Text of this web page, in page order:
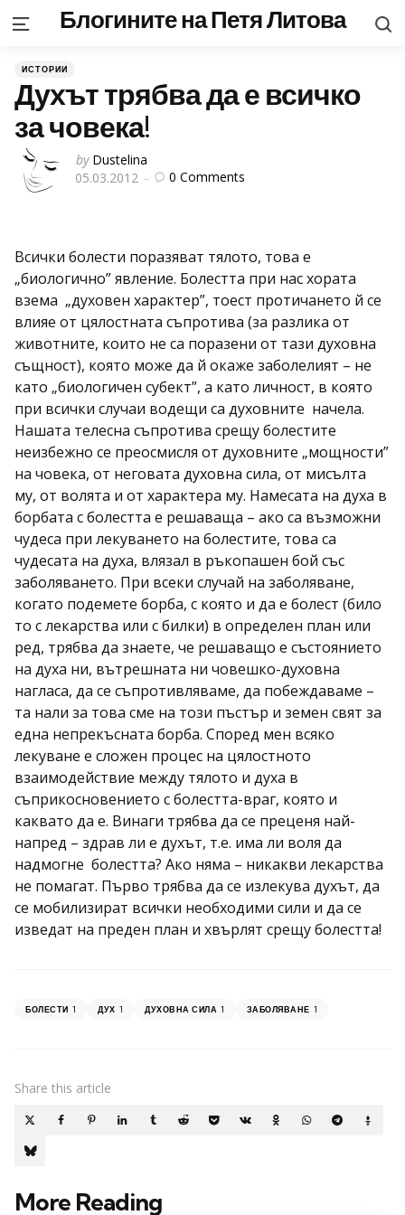
MenuБлогините на Петя Литова
Categories
Posted
ИСТОРИИ
Духът трябва да е всичко
за човека!
Posted
by
by Dustelina
05.03.2012
0 Comments
Всички болести поразяват тялото, това е
„биологично” явление. Болестта при нас хората
взема „духовен характер”, тоест протичането й се
влияе от цялостната съпротива (за разлика от
животните, които не са поразени от тази духовна
същност), която може да й окаже заболелият – не
като „биологичен субект”, а като личност, в която
при всички случаи водещи са духовните начела.
Нашата телесна съпротива срещу болестите
неизбежно се преосмисля от духовните „мощности”
на човека, от неговата духовна сила, от мисълта
му, от волята и от характера му. Намесата на духа в
борбата с болестта е решаваща – ако са възможни
чудеса при лекуването на болестите, това са
чудесата на духа, влязал в ръкопашен бой със
заболяването. При всеки случай на заболяване,
когато подемете борба, с която и да е болест (било
то с лекарства или с билки) в определен план или
ред, трябва да знаете, че решаващо е състоянието
на духа ни, вътрешната ни човешко-духовна
нагласа, да се съпротивляваме, да побеждаваме –
та нали за това сме на този пъстър и земен свят за
една непрекъсната борба. Според мен всяко
лекуване е сложен процес на цялостното
взаимодействие между тялото и духа в
съприкосновението с болестта-враг, която и
каквато да е. Винаги трябва да се преценя най-
напред – здрав ли е духът, т.е. има ли воля да
надмогне болестта? Ако няма – никакви лекарства
не помагат. Първо трябва да се излекува духът, да
се мобилизират всички необходими сили и да се
изведат на преден план и хвърлят срещу болестта!
БОЛЕСТИ 1 ДУХ 1 ДУХОВНА СИЛА 1 ЗАБОЛЯВАНЕ 1
Share this article
More Reading